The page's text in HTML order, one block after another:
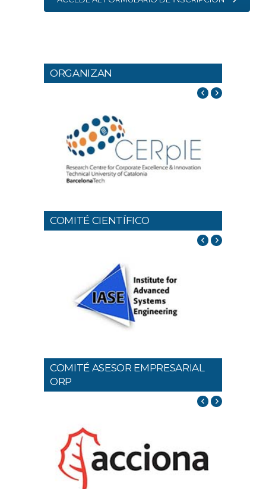
ORGANIZAN
COMITÉ CIENTÍFICO
COMITÉ ASESOR EMPRESARIAL
ORP